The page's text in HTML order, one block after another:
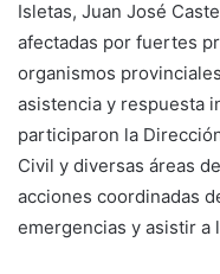
Isletas, Juan José
afectadas por fuertes
organismos
asistencia y respuesta
participaron la
Civil y diversas áreas
acciones coordinadas
emergencias y asistir a